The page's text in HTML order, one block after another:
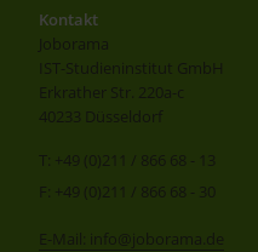
Kontakt
Joborama
IST-Studieninstitut GmbH
Erkrather Str. 220a-c
40233 Düsseldorf
T: +49 (0)211 / 866 68 - 13
F: +49 (0)211 / 866 68 - 30
E-Mail: info@joborama.de